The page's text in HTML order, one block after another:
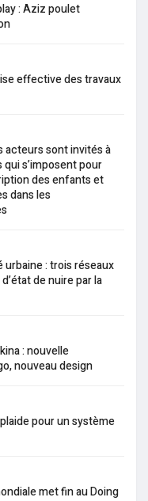
: Aziz poulet
effective des travaux
acteurs sont invités à
s’imposent pour
des enfants et
dans les
: trois réseaux
de nuire par la
: nouvelle
nouveau design
pour un système
met fin au Doing